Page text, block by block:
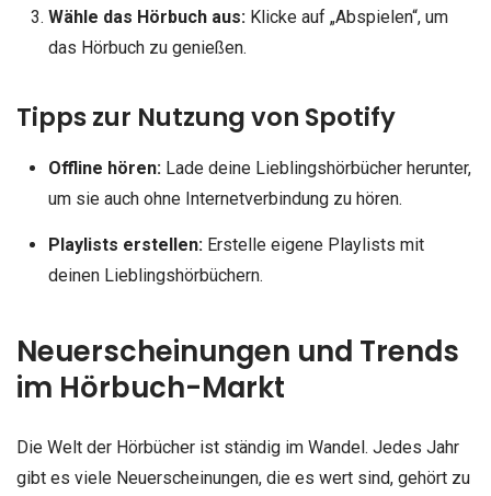
Wähle das Hörbuch aus:Klicke auf „Abspielen“, um
das Hörbuch zu genießen.
Tipps zur Nutzung von Spotify
Offline hören:Lade deine Lieblingshörbücher herunter,
um sie auch ohne Internetverbindung zu hören.
Playlists erstellen:Erstelle eigene Playlists mit
deinen Lieblingshörbüchern.
Neuerscheinungen und Trends
im Hörbuch-Markt
Die Welt der Hörbücher ist ständig im Wandel. Jedes Jahr
gibt es viele Neuerscheinungen, die es wert sind, gehört zu